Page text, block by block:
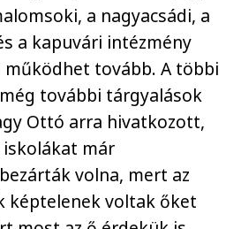
a nagyacsádi, a
a kapuvári intézmény
tovább. A többi
további tárgyalások
Ottó arra hivatkozott,
már
volna, mert az
képtelenek voltak őket